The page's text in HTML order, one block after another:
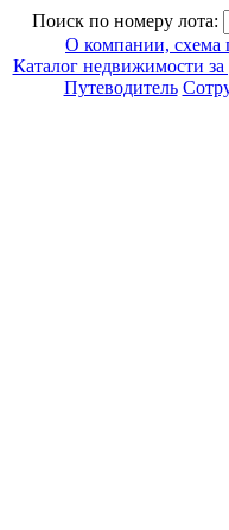
Поиск по номеру лота:
О компании, схема
Каталог недвижимости
Путеводитель